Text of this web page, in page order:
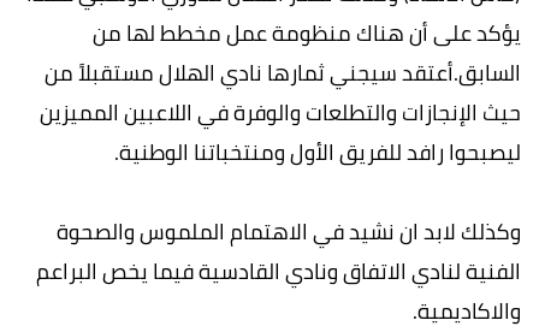
يؤكد على أن هناك منظومة عمل مخطط لها من
السابق.أعتقد سيجني ثمارها نادي الهلال مستقبلاً من
حيث الإنجازات والتطلعات والوفرة في اللاعبين المميزين
ليصبحوا رافد للفريق الأول ومنتخباتنا الوطنية.
وكذلك لابد ان نشيد في الاهتمام الملموس والصحوة
الفنية لنادي الاتفاق ونادي القادسية فيما يخص البراعم
والاكاديمية.